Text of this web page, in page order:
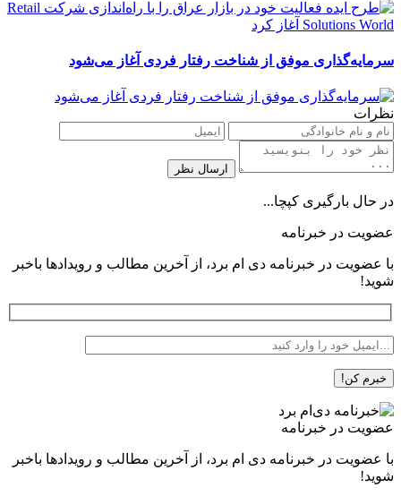
سرمایه‌گذاری موفق از شناخت رفتار فردی آغاز می‌شود
نظرات
در حال بارگیری کپچا...
عضویت در خبرنامه
با عضویت در خبرنامه دی ام برد، از آخرین مطالب و رویدادها باخبر
شوید!
عضویت در خبرنامه
با عضویت در خبرنامه دی ام برد، از آخرین مطالب و رویدادها باخبر
شوید!